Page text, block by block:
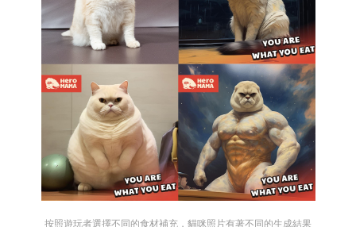
按照遊玩者選擇不同的食材補充，貓咪照片有著不同的生成結果